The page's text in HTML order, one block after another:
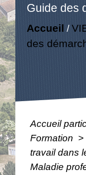
Guide des
Accueil /
des
Accueil
Formation >
travail dans
Maladie